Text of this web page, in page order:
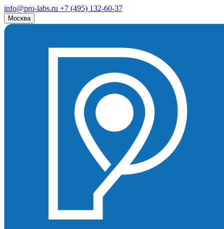
info@pro-labs.ru +7 (495) 132-60-37
Москва